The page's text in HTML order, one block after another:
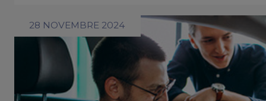
28 NOVEMBRE 2024